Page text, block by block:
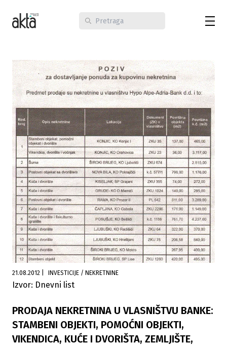
21.08.2012 INVESTICIJE / NEKRETNINE
Izvor: Dnevni list
PRODAJA NEKRETNINA U VLASNIŠTVU BANKE:
STAMBENI OBJEKTI, POMOĆNI OBJEKTI,
VIKENDICA, KUĆE I DVORIŠTA, ZEMLJIŠTE,